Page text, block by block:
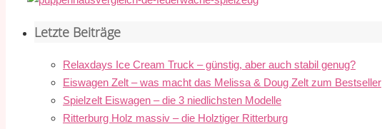
Letzte Beiträge
Relaxdays Ice Cream Truck – günstig, aber auch stabil genug?
Eiswagen Zelt – was macht das Melissa & Doug Zelt zum Bestseller
Spielzelt Eiswagen – die 3 niedlichsten Modelle
Ritterburg Holz massiv – die Holztiger Ritterburg